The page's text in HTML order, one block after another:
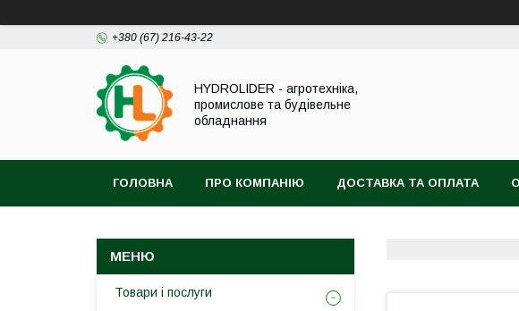
+380 (67) 216-43-22
HYDROLIDER - агротехніка,
промислове та будівельне
обладнання
ГОЛОВНА ПРО КОМПАНІЮ ДОСТАВКА ТА ОПЛАТА
Товари і послуги